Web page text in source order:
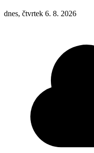
dnes, čtvrtek 6. 8. 2026